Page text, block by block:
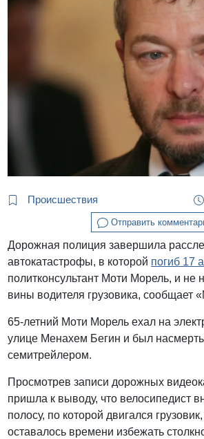
Происшествия
Отправить
Дорожная полиция завершила
автокатастрофы, в которой погиб 17
политконсультант Моти Морель, и не
вины водителя грузовика, сообщает
65-летний Моти Морель ехал на
улице Менахем Бегин и был насмерть
семитрейлером.
Просмотрев записи дорожных
пришла к выводу, что велосипедист
полосу, по которой двигался
оставалось времени избежать